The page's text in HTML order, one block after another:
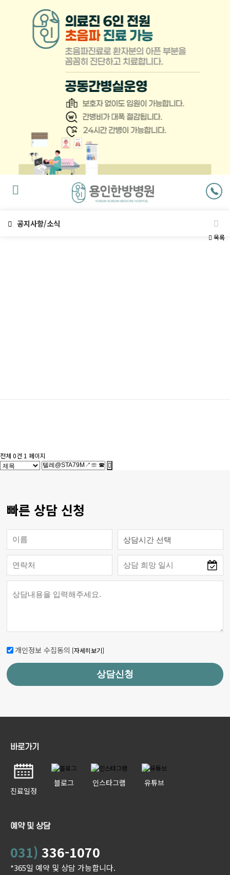
업
닫
기
공지사항/소식
목록
전체 0건 1 페이지
빠른 상담 신청
개인정보 수집동의 [자세히보기]
상담신청
바로가기
진료일정
블로그 인스타그램 유튜브
예약 및 상담
031) 336-1070
*365일 예약 및 상담 가능합니다.